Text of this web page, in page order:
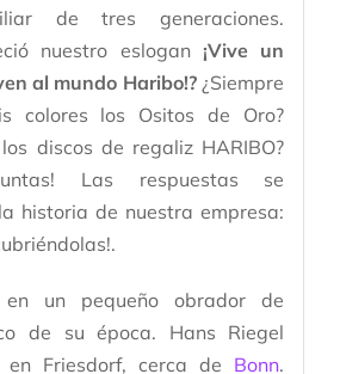
de tres generaciones​.
nuestro eslogan ¡Vive un
al mundo Haribo!? ¿Siempre
colores los Ositos de Oro?
discos de regaliz HARIBO?
Las respuestas se
historia de nuestra empresa:
en un pequeño obrador de
de su época. Hans Riegel
Friesdorf, cerca de Bonn.